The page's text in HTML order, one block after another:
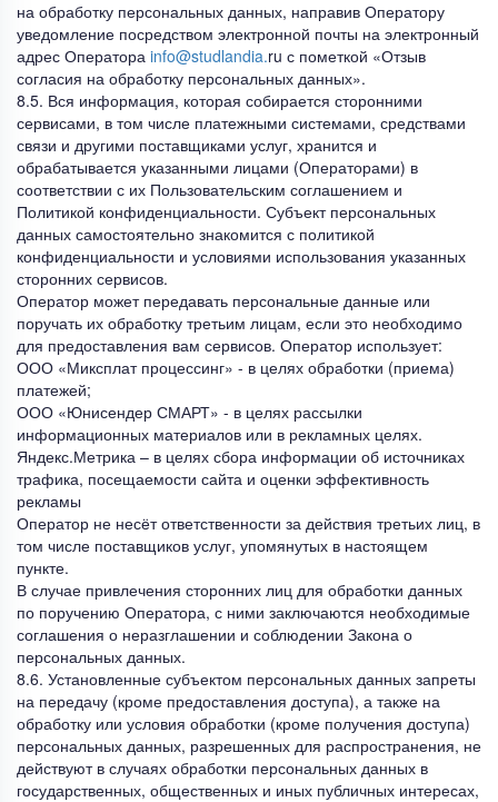
на обработку персональных данных, направив Оператору
уведомление посредством электронной почты на электронный
адрес Оператора info@studlandia.ru с пометкой «Отзыв
согласия на обработку персональных данных».
8.5. Вся информация, которая собирается сторонними
сервисами, в том числе платежными системами, средствами
связи и другими поставщиками услуг, хранится и
обрабатывается указанными лицами (Операторами) в
соответствии с их Пользовательским соглашением и
Политикой конфиденциальности. Субъект персональных
данных самостоятельно знакомится с политикой
конфиденциальности и условиями использования указанных
сторонних сервисов.
Оператор может передавать персональные данные или
поручать их обработку третьим лицам, если это необходимо
для предоставления вам сервисов. Оператор использует:
ООО «Миксплат процессинг» - в целях обработки (приема)
платежей;
ООО «Юнисендер СМАРТ» - в целях рассылки
информационных материалов или в рекламных целях.
Яндекс.Метрика – в целях сбора информации об источниках
трафика, посещаемости сайта и оценки эффективность
рекламы
Оператор не несёт ответственности за действия третьих лиц, в
том числе поставщиков услуг, упомянутых в настоящем
пункте.
В случае привлечения сторонних лиц для обработки данных
по поручению Оператора, с ними заключаются необходимые
соглашения о неразглашении и соблюдении Закона о
персональных данных.
8.6. Установленные субъектом персональных данных запреты
на передачу (кроме предоставления доступа), а также на
обработку или условия обработки (кроме получения доступа)
персональных данных, разрешенных для распространения, не
действуют в случаях обработки персональных данных в
государственных, общественных и иных публичных интересах,